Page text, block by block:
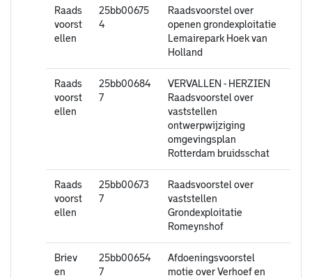
Raads
voorst
ellen
25bb00675
4
Raadsvoorstel over
openen grondexploitatie
Lemairepark Hoek van
Holland
Raads
voorst
ellen
25bb00684
7
VERVALLEN - HERZIEN
Raadsvoorstel over
vaststellen
ontwerpwijziging
omgevingsplan
Rotterdam bruidsschat
Raads
voorst
ellen
25bb00673
7
Raadsvoorstel over
vaststellen
Grondexploitatie
Romeynshof
Briev
en
25bb00654
7
Afdoeningsvoorstel
motie over Verhoef en